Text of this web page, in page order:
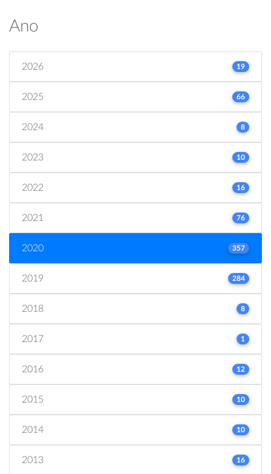
Ano
2026 19
2025 66
2024 8
2023 10
2022 16
2021 76
2020 357
2019 284
2018 8
2017 1
2016 12
2015 10
2014 10
2013 16